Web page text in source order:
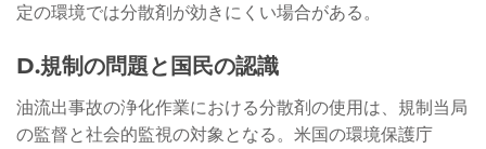
定の環境では分散剤が効きにくい場合がある。
D.規制の問題と国民の認識
油流出事故の浄化作業における分散剤の使用は、規制当局
の監督と社会的監視の対象となる。米国の環境保護庁